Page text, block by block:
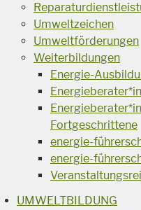
Umweltzeichen
Umweltförderungen
Weiterbildungen
Energie-
Fortgeschrittene
energie-
energie-
UMWELTBILDUNG